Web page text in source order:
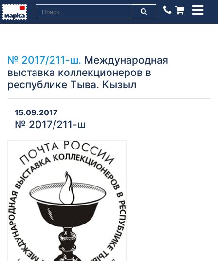
№ 2017/211-ш. Международная
выставка коллекционеров в
республике Тыва. Кызыл
15.09.2017
№ 2017/211-ш